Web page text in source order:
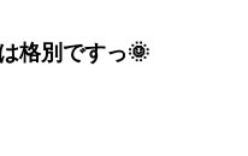
格別ですっ🌞